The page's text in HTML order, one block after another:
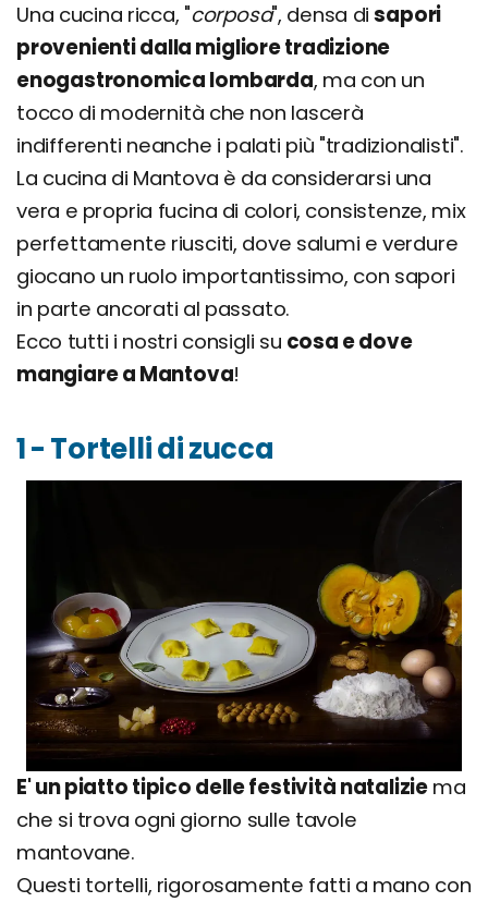
Una cucina ricca, "corposa", densa disapori
provenienti dalla migliore tradizione
enogastronomica lombarda, ma con un
tocco di modernità che non lascerà
indifferenti neanche i palati più "tradizionalisti".
La cucina di Mantova è da considerarsi una
vera e propria fucina di colori, consistenze, mix
perfettamente riusciti, dove salumi e verdure
giocano un ruolo importantissimo, con sapori
in parte ancorati al passato.
Ecco tutti i nostri consigli su cosa e dove
mangiare a Mantova!
1 - Tortelli di zucca
E' un piatto tipico delle festività natalizie ma
che si trova ogni giorno sulle tavole
mantovane.
Questi tortelli, rigorosamente fatti a mano con